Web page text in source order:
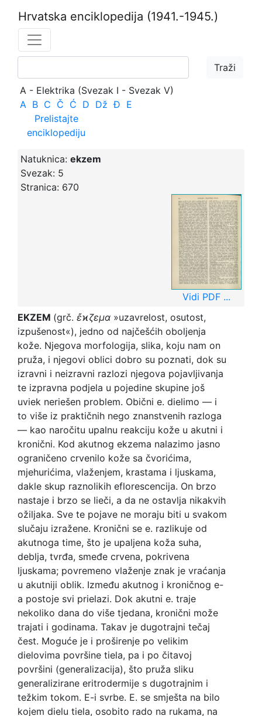
Hrvatska enciklopedija (1941.-1945.)
A - Elektrika (Svezak I - Svezak V)
A B C Č Ć D Dž Đ E
Prelistajte
enciklopediju
Natuknica: ekzem
Svezak: 5
Stranica: 670
Vidi PDF ...
EKZEM (grč. ἔϰζεμα »uzavrelost, osutost,
izpušenost«), jedno od najčešćih oboljenja
kože. Njegova morfologija, slika, koju nam on
pruža, i njegovi oblici dobro su poznati, dok su
izravni i neizravni razlozi njegova pojavljivanja
te izpravna podjela u pojedine skupine još
uviek neriešen problem. Obični e. dielimo — i
to više iz praktičnih nego znanstvenih razloga
— kao naročitu upalnu reakciju kože u akutni i
kronični. Kod akutnog ekzema nalazimo jasno
ograničeno crvenilo kože sa čvorićima,
mjehurićima, vlaženjem, krastama i ljuskama,
dakle skup raznolikih eflorescencija. On brzo
nastaje i brzo se lieči, a da ne ostavlja nikakvih
ožiljaka. Sve te pojave ne moraju biti u svakom
slučaju izražene. Kronični se e. razlikuje od
akutnoga time, što je upaljena koža suha,
deblja, tvrđa, smeđe crvena, pokrivena
ljuskama; povremeno vlaženje znak je vraćanja
u akutniji oblik. Između akutnog i kroničnog e-
a postoje svi prielazi. Dok akutni e. traje
nekoliko dana do više tjedana, kronični može
trajati i godinama. Takav je dugotrajni tečaj
čest. Moguće je i proširenje po velikim
dielovima površine tiela, pa i po čitavoj
površini (generalizacija), što pruža sliku
generalizirane eritrodermije s dugotrajnim i
težkim tokom. E-i svrbe. E. se smješta na bilo
kojem dielu tiela, osobito rado na rukama, na